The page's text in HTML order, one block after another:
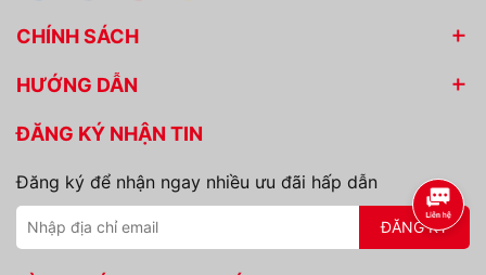
CHÍNH SÁCH
HƯỚNG DẪN
ĐĂNG KÝ NHẬN TIN
Đăng ký để nhận ngay nhiều ưu đãi hấp dẫn
ĐĂNG KÝ